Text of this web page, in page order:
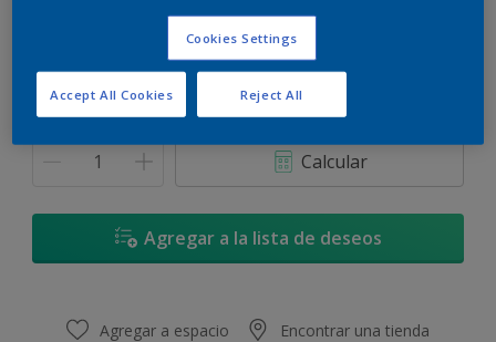
900 ML
Cantidad Calculadora de pintura
Calcular
Agregar a la lista de deseos
Agregar a espacio Encontrar una tienda
Cookies Settings
Reject All
Accept All Cookies